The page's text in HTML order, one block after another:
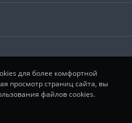
для более комфортной
просмотр страниц сайта, вы
файлов cookies.